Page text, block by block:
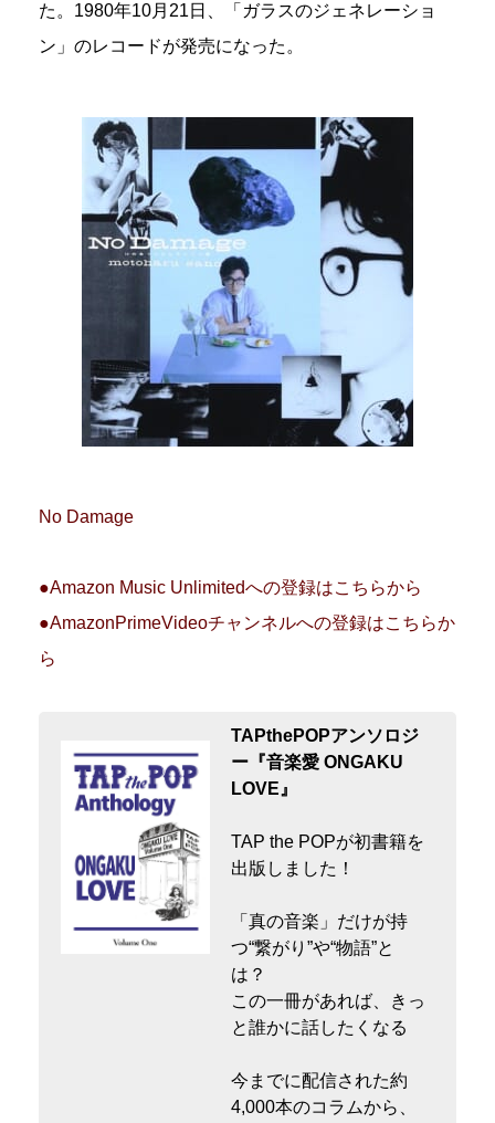
た。1980年10月21日、「ガラスのジェネレーショ
ン」のレコードが発売になった。
No Damage
●Amazon Music Unlimitedへの登録はこちらから
●AmazonPrimeVideoチャンネルへの登録はこちらか
ら
TAPthePOPアンソロジ
ー『音楽愛 ONGAKU
LOVE』
TAP the POPが初書籍を
出版しました！
「真の音楽」だけが持
つ“繋がり”や“物語”と
は？
この一冊があれば、きっ
と誰かに話したくなる
今までに配信された約
4,000本のコラムから、